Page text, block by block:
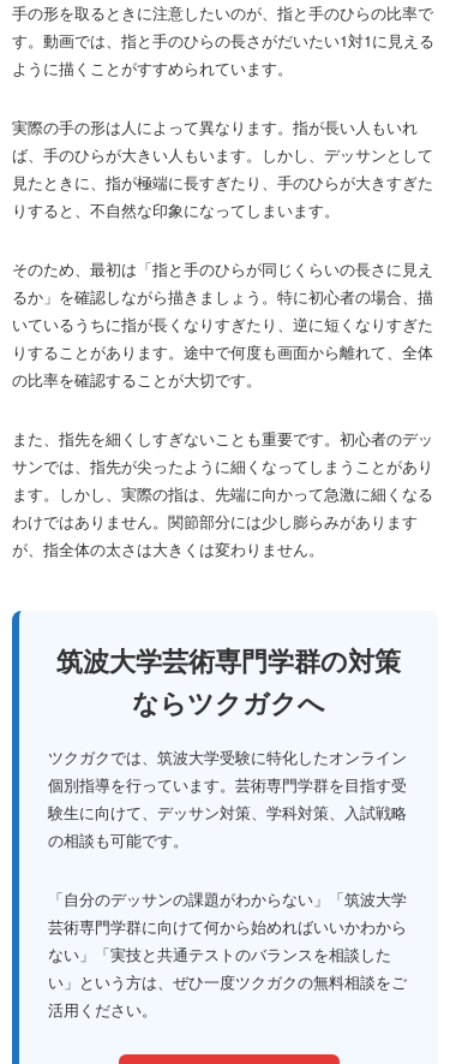
手の形を取るときに注意したいのが、指と手のひらの比率で
す。動画では、指と手のひらの長さがだいたい1対1に見える
ように描くことがすすめられています。
実際の手の形は人によって異なります。指が長い人もいれ
ば、手のひらが大きい人もいます。しかし、デッサンとして
見たときに、指が極端に長すぎたり、手のひらが大きすぎた
りすると、不自然な印象になってしまいます。
そのため、最初は「指と手のひらが同じくらいの長さに見え
るか」を確認しながら描きましょう。特に初心者の場合、描
いているうちに指が長くなりすぎたり、逆に短くなりすぎた
りすることがあります。途中で何度も画面から離れて、全体
の比率を確認することが大切です。
また、指先を細くしすぎないことも重要です。初心者のデッ
サンでは、指先が尖ったように細くなってしまうことがあり
ます。しかし、実際の指は、先端に向かって急激に細くなる
わけではありません。関節部分には少し膨らみがあります
が、指全体の太さは大きくは変わりません。
筑波大学芸術専門学群の対策
ならツクガクへ
ツクガクでは、筑波大学受験に特化したオンライン
個別指導を行っています。芸術専門学群を目指す受
験生に向けて、デッサン対策、学科対策、入試戦略
の相談も可能です。
「自分のデッサンの課題がわからない」「筑波大学
芸術専門学群に向けて何から始めればいいかわから
ない」「実技と共通テストのバランスを相談した
い」という方は、ぜひ一度ツクガクの無料相談をご
活用ください。